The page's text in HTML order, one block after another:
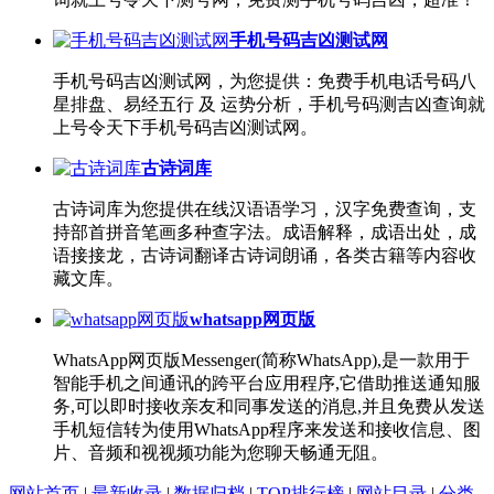
手机号码吉凶测试网
手机号码吉凶测试网，为您提供：免费手机电话号码八
星排盘、易经五行 及 运势分析，手机号码测吉凶查询就
上号令天下手机号码吉凶测试网。
古诗词库
古诗词库为您提供在线汉语语学习，汉字免费查询，支
持部首拼音笔画多种查字法。成语解释，成语出处，成
语接接龙，古诗词翻译古诗词朗诵，各类古籍等内容收
藏文库。
whatsapp网页版
WhatsApp网页版Messenger(简称WhatsApp),是一款用于
智能手机之间通讯的跨平台应用程序,它借助推送通知服
务,可以即时接收亲友和同事发送的消息,并且免费从发送
手机短信转为使用WhatsApp程序来发送和接收信息、图
片、音频和视视频功能为您聊天畅通无阻。